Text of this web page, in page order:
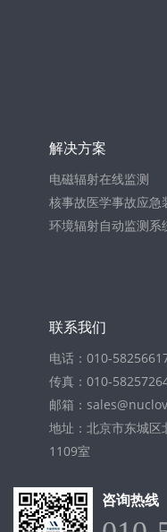
解决方案
电磁辐射在线监测
核事故医学事故应急
环境辐射自动监测系
联系我们
电话：010-
传真：010-
邮箱：
地址：北京市东城
1109室
咨询热线